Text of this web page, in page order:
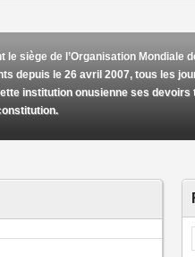
le siège de l’Organisation Mondiale
depuis le 26 avril 2007, tous les
institution onusienne ses devoirs